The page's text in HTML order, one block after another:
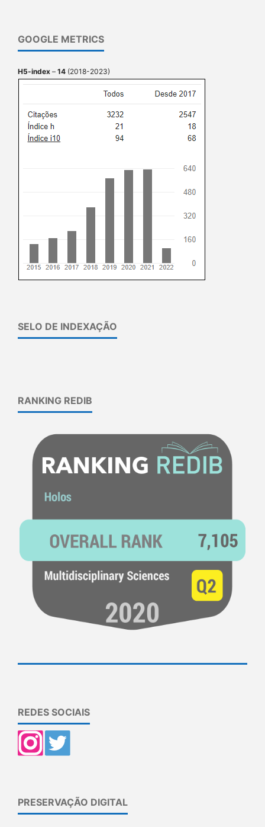
GOOGLE METRICS
H5-index – 14 (2018-2023)
SELO DE INDEXAÇÃO
RANKING REDIB
REDES SOCIAIS
PRESERVAÇÃO DIGITAL